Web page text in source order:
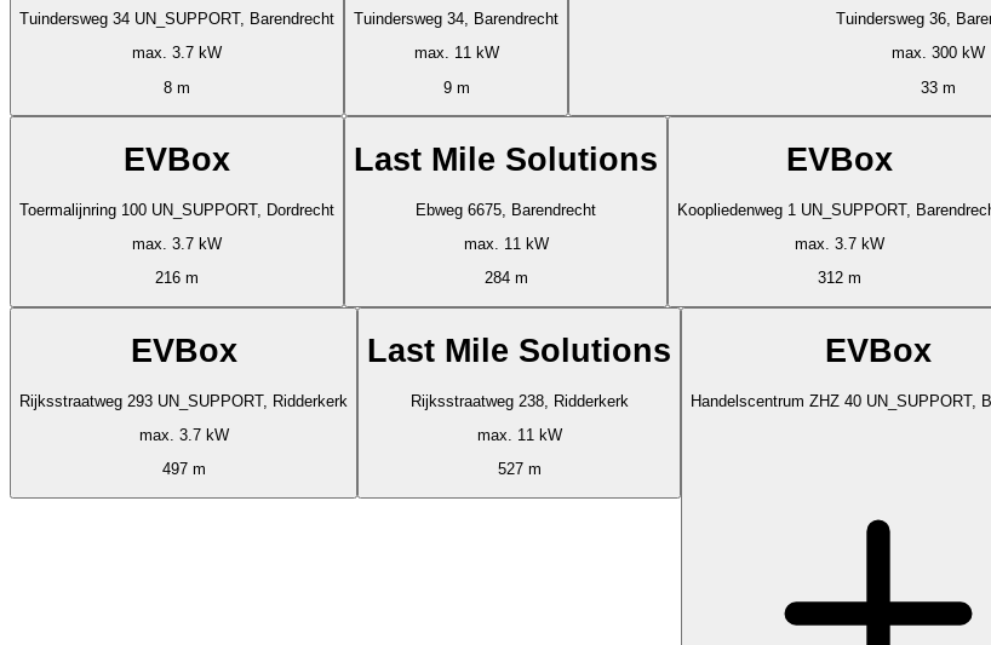
Tuindersweg 34 UN_SUPPORT, Barendrecht
max. 3.7 kW
8 m
Tuindersweg 34, Barendrecht
max. 11 kW
9 m
Tuindersweg 36,
max. 300 kW
33 m
EVBox
Toermalijnring 100 UN_SUPPORT, Dordrecht
max. 3.7 kW
216 m
Last Mile Solutions
Ebweg 6675, Barendrecht
max. 11 kW
284 m
EVBox
Koopliedenweg 1 UN_SUPPORT,
max. 3.7 kW
312 m
EVBox
Rijksstraatweg 293 UN_SUPPORT, Ridderkerk
max. 3.7 kW
497 m
Last Mile Solutions
Rijksstraatweg 238, Ridderkerk
max. 11 kW
527 m
EVBox
Handelscentrum ZHZ 40 UN_SUPPORT,